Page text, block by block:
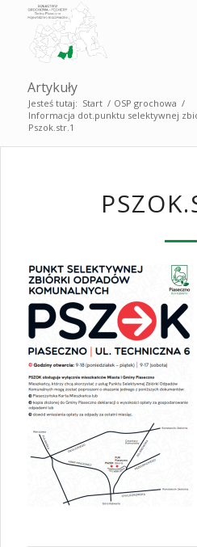
Artykuły
Jesteś tutaj: Start / OSP grochowa /
Informacja dot.punktu selektywnej
Pszok.str.1